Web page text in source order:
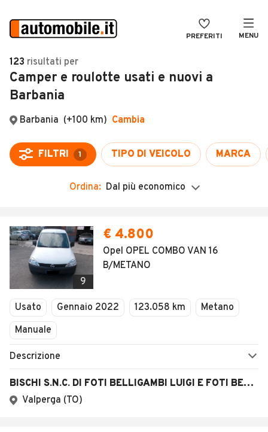
PREFERITI MENU
Auto
Auto usate
Auto Km 0
Auto Nuove
Moto
Camper
Veicoli Commerciali
Concessionari
VENDI
MAGAZINE
ACCEDI
123 risultati per
Camper e roulotte usati e nuovi a
Barbania
Ordina: Dal più economico
9
€ 4.800
Opel OPEL COMBO VAN 16
B/METANO
Usato Gennaio 2022 123.058 km
Metano
Manuale
Descrizione
BISCHI S.N.C. DI FOTI BELLIGAMBI LUIGI E FOTI BELLIGAMBI MARCO
Valperga (TO)